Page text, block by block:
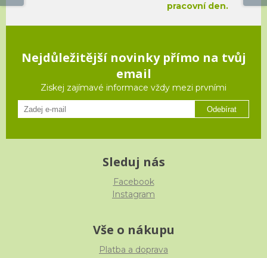
pracovní den.
Nejdůležitější novinky přímo na tvůj
email
Ziskej zajímavé informace vždy mezi prvními
Odebírat
Sleduj nás
Facebook
Instagram
Vše o nákupu
Platba a doprava